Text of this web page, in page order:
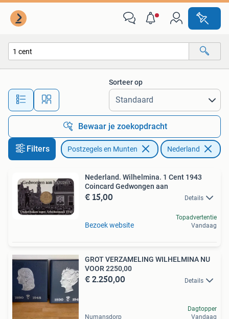
Alle afstanden…
Sorteer op
Bewaar je zoekopdracht
Filters Postzegels en Munten Nederland
Nederland. Wilhelmina. 1 Cent 1943
Coincard Gedwongen aan
€ 15,00 Details
Bezoek website
Topadvertentie
Vandaag
GROT VERZAMELING WILHELMINA NU
VOOR 2250,00
€ 2.250,00 Details
Numansdorp
Dagtopper
Vandaag